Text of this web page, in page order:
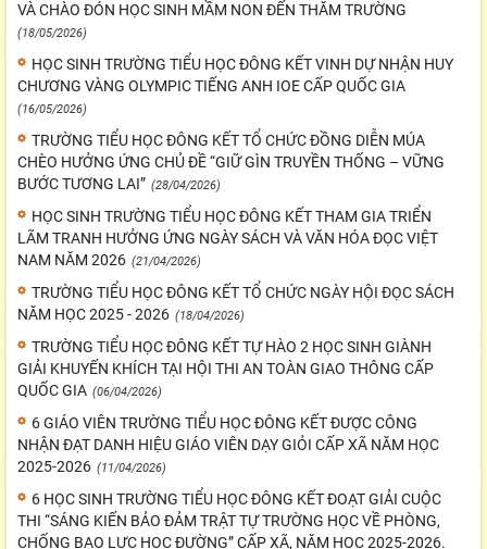
VÀ CHÀO ĐÓN HỌC SINH MẦM NON ĐẾN THĂM TRƯỜNG
(18/05/2026)
HỌC SINH TRƯỜNG TIỂU HỌC ĐÔNG KẾT VINH DỰ NHẬN HUY
CHƯƠNG VÀNG OLYMPIC TIẾNG ANH IOE CẤP QUỐC GIA
(16/05/2026)
TRƯỜNG TIỂU HỌC ĐÔNG KẾT TỔ CHỨC ĐỒNG DIỄN MÚA
CHÈO HƯỞNG ỨNG CHỦ ĐỀ “GIỮ GÌN TRUYỀN THỐNG – VỮNG
BƯỚC TƯƠNG LAI” (28/04/2026)
HỌC SINH TRƯỜNG TIỂU HỌC ĐÔNG KẾT THAM GIA TRIỂN
LÃM TRANH HƯỞNG ỨNG NGÀY SÁCH VÀ VĂN HÓA ĐỌC VIỆT
NAM NĂM 2026 (21/04/2026)
TRƯỜNG TIỂU HỌC ĐÔNG KẾT TỔ CHỨC NGÀY HỘI ĐỌC SÁCH
NĂM HỌC 2025 - 2026 (18/04/2026)
TRƯỜNG TIỂU HỌC ĐÔNG KẾT TỰ HÀO 2 HỌC SINH GIÀNH
GIẢI KHUYẾN KHÍCH TẠI HỘI THI AN TOÀN GIAO THÔNG CẤP
QUỐC GIA (06/04/2026)
6 GIÁO VIÊN TRƯỜNG TIỂU HỌC ĐÔNG KẾT ĐƯỢC CÔNG
NHẬN ĐẠT DANH HIỆU GIÁO VIÊN DẠY GIỎI CẤP XÃ NĂM HỌC
2025-2026 (11/04/2026)
6 HỌC SINH TRƯỜNG TIỂU HỌC ĐÔNG KẾT ĐOẠT GIẢI CUỘC
THI “SÁNG KIẾN BẢO ĐẢM TRẬT TỰ TRƯỜNG HỌC VỀ PHÒNG,
CHỐNG BẠO LỰC HỌC ĐƯỜNG” CẤP XÃ, NĂM HỌC 2025-2026.